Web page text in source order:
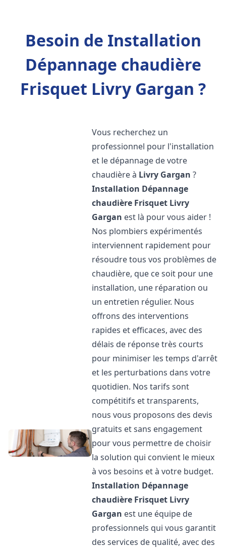
Besoin de Installation
Dépannage chaudière
Frisquet Livry Gargan ?
Vous recherchez un
professionnel pour l'installation
et le dépannage de votre
chaudière à Livry Gargan ?
Installation Dépannage
chaudière Frisquet Livry
Gargan est là pour vous aider !
Nos plombiers expérimentés
interviennent rapidement pour
résoudre tous vos problèmes de
chaudière, que ce soit pour une
installation, une réparation ou
un entretien régulier. Nous
offrons des interventions
rapides et efficaces, avec des
délais de réponse très courts
pour minimiser les temps d'arrêt
et les perturbations dans votre
quotidien. Nos tarifs sont
compétitifs et transparents,
nous vous proposons des devis
gratuits et sans engagement
pour vous permettre de choisir
la solution qui convient le mieux
à vos besoins et à votre budget.
Installation Dépannage
chaudière Frisquet Livry
Gargan est une équipe de
professionnels qui vous garantit
des services de qualité, avec des